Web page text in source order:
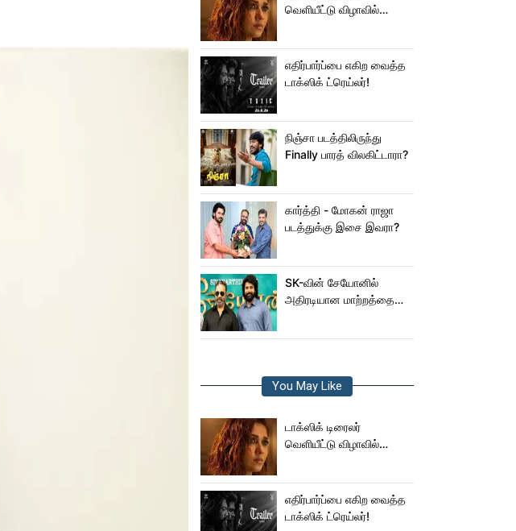
வெளியீட்டு விழாவில்
யாரு பாருங்க!..
எதிர்பார்ப்பை எகிற வைத்த
டாக்ஸிக் ட்ரெய்லர்!
நிஞ்சா படத்திலிருந்து
Finally பாரத் விலகிட்டாரா?
கார்த்தி - மோகன் ராஜா
படத்துக்கு இசை இவரா?
SK-வின் சேயோனில்
அதிரடியான மாற்றத்தை
You May Like
டாக்ஸிக் டிரைலர்
வெளியீட்டு விழாவில்
யாரு பாருங்க!..
எதிர்பார்ப்பை எகிற வைத்த
டாக்ஸிக் ட்ரெய்லர்!